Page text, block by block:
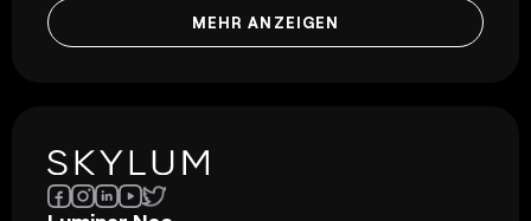
MEHR ANZEIGEN